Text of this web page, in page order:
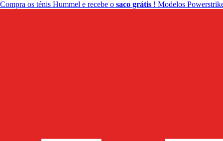
Compra os ténis Hummel e recebe o saco grátis ! Modelos